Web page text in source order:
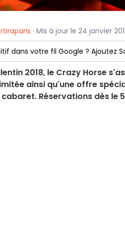
· Mis à jour le 24 janvier
dans votre fil Google ? Ajoutez
2018, le Crazy Horse
ainsi qu'une offre
Réservations dès le